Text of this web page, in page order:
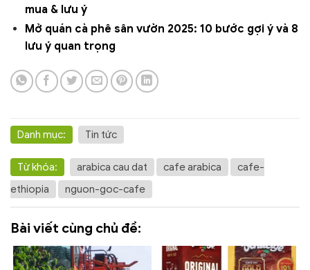
mua & lưu ý
Mở quán cà phê sân vườn 2025: 10 bước gợi ý và 8
lưu ý quan trọng
Danh mục: Tin tức
Từ khóa: arabica cau dat cafe arabica
cafe-
ethiopia
nguon-goc-cafe
Bài viết cùng chủ đề: